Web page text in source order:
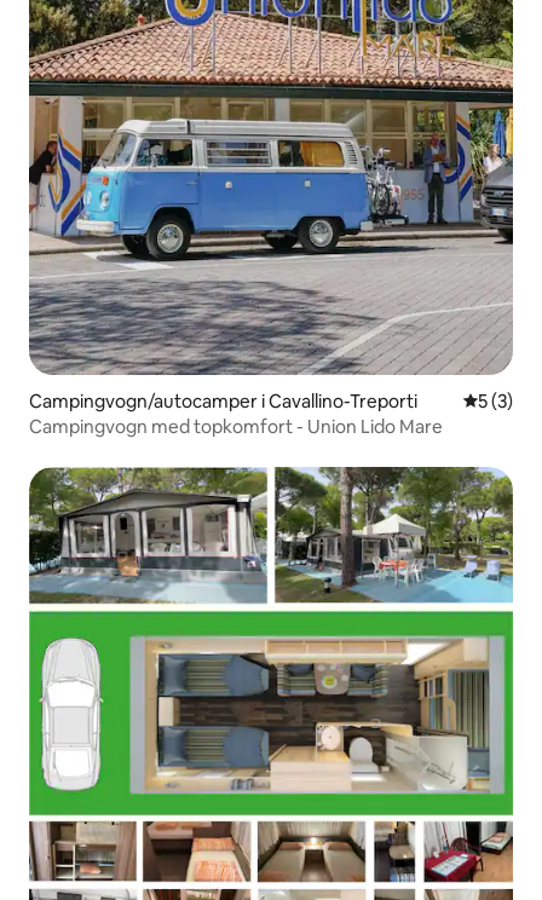
Campingvogn/autocamper i Cavallino-Treporti 5 ud af 5
5 (3)
Campingvogn med topkomfort - Union Lido Mare